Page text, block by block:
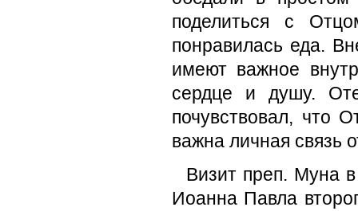
поделиться с
понравилась еда.
имеют важное
сердце и душу.
почувствовал, что
важна личная связь
Визит преп. Муна
Иоанна Павла